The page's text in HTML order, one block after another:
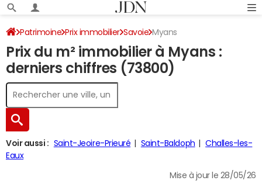
Patrimoine Prix immobilier Savoie Myans
Prix du m² immobilier à Myans :
derniers chiffres (73800)
Voir aussi : Saint-Jeoire-Prieuré Saint-Baldoph
Challes-les-
Eaux
Mise à jour le 28/05/26